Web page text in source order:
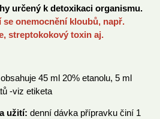
určený k detoxikaci organismu.
onemocnění kloubů, např.
streptokokový toxin aj.
45 ml 20% etanolu, 5 ml
-viz etiketa
užití: denní dávka přípravku činí 1